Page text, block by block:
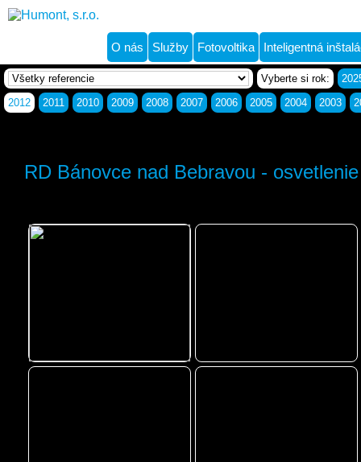
O nás Služby Fotovoltika Inteligentná
Vyberte si rok:
2012
2011 2010 2009 2008 2007 2006 2005 2004 2003
RD Bánovce nad Bebravou - osvetlenie